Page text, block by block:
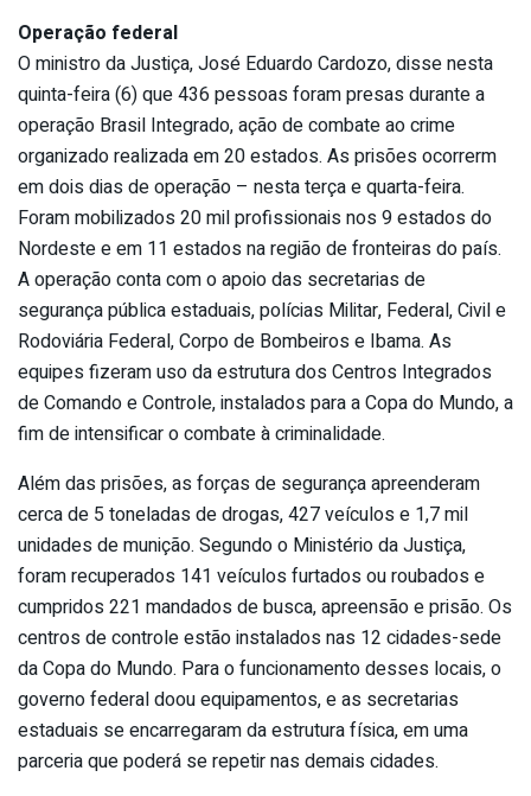
Operação federal
O ministro da Justiça, José Eduardo Cardozo, disse nesta
quinta-feira (6) que 436 pessoas foram presas durante a
operação Brasil Integrado, ação de combate ao crime
organizado realizada em 20 estados. As prisões ocorrerm
em dois dias de operação – nesta terça e quarta-feira.
Foram mobilizados 20 mil profissionais nos 9 estados do
Nordeste e em 11 estados na região de fronteiras do país.
A operação conta com o apoio das secretarias de
segurança pública estaduais, polícias Militar, Federal, Civil e
Rodoviária Federal, Corpo de Bombeiros e Ibama. As
equipes fizeram uso da estrutura dos Centros Integrados
de Comando e Controle, instalados para a Copa do Mundo, a
fim de intensificar o combate à criminalidade.
Além das prisões, as forças de segurança apreenderam
cerca de 5 toneladas de drogas, 427 veículos e 1,7 mil
unidades de munição. Segundo o Ministério da Justiça,
foram recuperados 141 veículos furtados ou roubados e
cumpridos 221 mandados de busca, apreensão e prisão. Os
centros de controle estão instalados nas 12 cidades-sede
da Copa do Mundo. Para o funcionamento desses locais, o
governo federal doou equipamentos, e as secretarias
estaduais se encarregaram da estrutura física, em uma
parceria que poderá se repetir nas demais cidades.